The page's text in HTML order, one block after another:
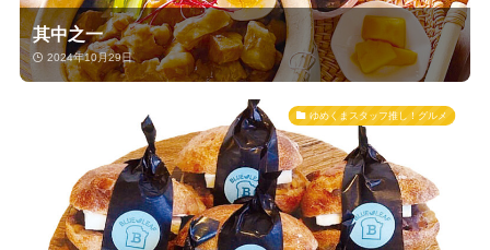
其中之一
2024年10月29日
ゆめくまスタッフ推し！グルメ